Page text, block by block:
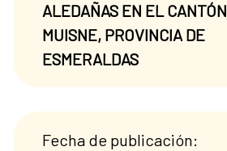
ALEDAÑAS EN EL CANTÓN
MUISNE, PROVINCIA DE
ESMERALDAS
Fecha de publicación: